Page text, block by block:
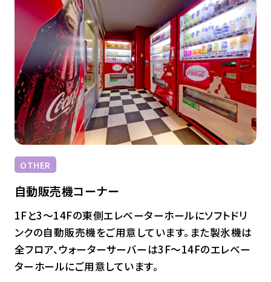
OTHER
自動販売機コーナー
1Fと3～14Fの東側エレベーターホールにソフトドリ
ンクの自動販売機をご用意しています。また製氷機は
全フロア、ウォーターサーバーは3F～14Fのエレベー
ターホールにご用意しています。